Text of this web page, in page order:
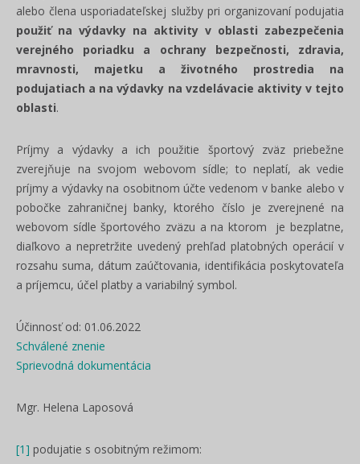
alebo člena usporiadateľskej služby pri organizovaní podujatia
použiť na výdavky na aktivity v oblasti zabezpečenia
verejného poriadku a ochrany bezpečnosti, zdravia,
mravnosti, majetku a životného prostredia na
podujatiach a na výdavky na vzdelávacie aktivity v tejto
oblasti.
Príjmy a výdavky a ich použitie športový zväz priebežne
zverejňuje na svojom webovom sídle; to neplatí, ak vedie
príjmy a výdavky na osobitnom účte vedenom v banke alebo v
pobočke zahraničnej banky, ktorého číslo je zverejnené na
webovom sídle športového zväzu a na ktorom je bezplatne,
diaľkovo a nepretržite uvedený prehľad platobných operácií v
rozsahu suma, dátum zaúčtovania, identifikácia poskytovateľa
a príjemcu, účel platby a variabilný symbol.
Účinnosť od: 01.06.2022
Schválené znenie
Sprievodná dokumentácia
Mgr. Helena Laposová
[1] podujatie s osobitným režimom: